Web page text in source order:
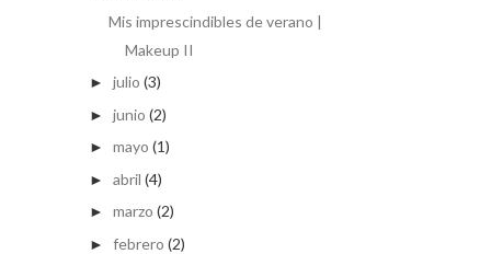
Mis imprescindibles de verano |
Makeup II
► julio (3)
► junio (2)
► mayo (1)
► abril (4)
► marzo (2)
► febrero (2)